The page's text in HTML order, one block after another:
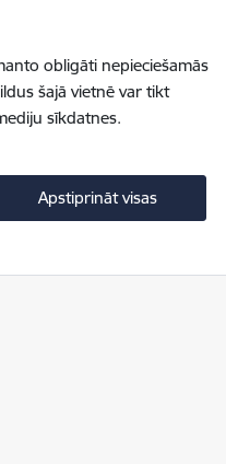
obligāti nepieciešamās
šajā vietnē var tikt
sīkdatnes.
Apstiprināt visas